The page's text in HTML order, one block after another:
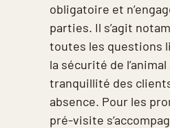
obligatoire et
parties. Il s’agit
toutes les questions
la sécurité de l’animal
tranquillité des
absence. Pour les
pré-visite